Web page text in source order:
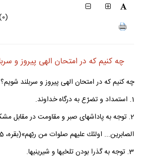
0)
چه كنيم كه در امتحان الهى پيروز و
چه كنيم كه در امتحان الهى پيروز و سربلند شويم؟
1. استمداد و تضرّع به درگاه خداوند.
2. توجه به پاداش‏هاى صبر و مقاومت در مقابل
الصابرين... اولئك عليهم صلوات من ربّهم»(بقره، 155 و 157.)
3. توجه به گذرا بودن تلخيها و شيرينيها.